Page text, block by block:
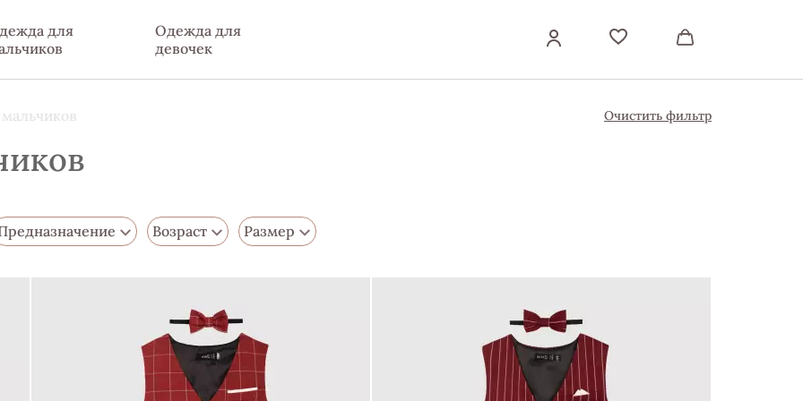
для
Одежда для
девочек
Очистить фильтр
Возраст Размер